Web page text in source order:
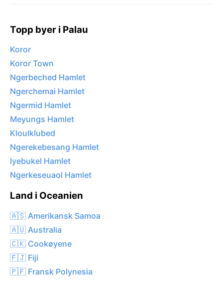
Topp byer i Palau
Koror
Koror Town
Ngerbeched Hamlet
Ngerchemai Hamlet
Ngermid Hamlet
Meyungs Hamlet
Kloulklubed
Ngerekebesang Hamlet
Iyebukel Hamlet
Ngerkeseuaol Hamlet
Land i Oceanien
🇦🇸 Amerikansk Samoa
🇦🇺 Australia
🇨🇰 Cookøyene
🇫🇯 Fiji
🇵🇫 Fransk Polynesia